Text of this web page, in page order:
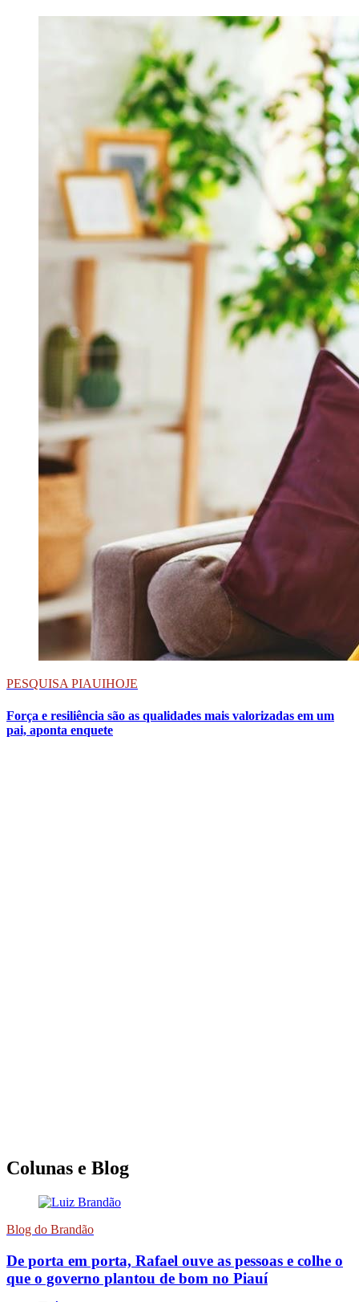
PESQUISA PIAUIHOJE
Força e resiliência são as qualidades mais valorizadas em um
pai, aponta enquete
Colunas e Blog
Blog do Brandão
De porta em porta, Rafael ouve as pessoas e colhe o
que o governo plantou de bom no Piauí